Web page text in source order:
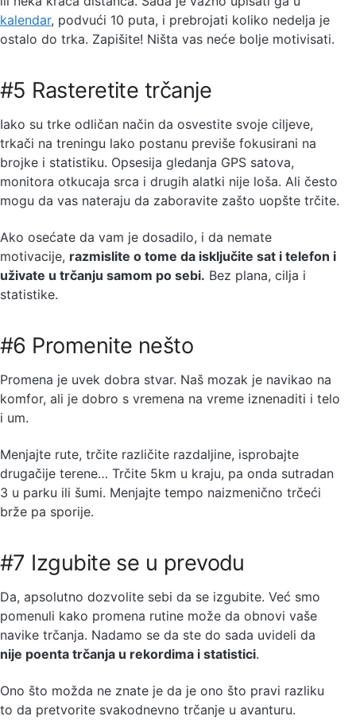
kalendar, podvući 10 puta, i prebrojati koliko nedelja je
ostalo do trka. Zapišite! Ništa vas neće bolje motivisati.
#5 Rasteretite trčanje
Iako su trke odličan način da osvestite svoje ciljeve,
trkači na treningu lako postanu previše fokusirani na
brojke i statistiku. Opsesija gledanja GPS satova,
monitora otkucaja srca i drugih alatki nije loša. Ali često
mogu da vas nateraju da zaboravite zašto uopšte trčite.
Ako osećate da vam je dosadilo, i da nemate
motivacije, razmislite o tome da isključite sat i telefon i
uživate u trčanju samom po sebi. Bez plana, cilja i
statistike.
#6 Promenite nešto
Promena je uvek dobra stvar. Naš mozak je navikao na
komfor, ali je dobro s vremena na vreme iznenaditi i telo
i um.
Menjajte rute, trčite različite razdaljine, isprobajte
drugačije terene… Trčite 5km u kraju, pa onda sutradan
3 u parku ili šumi. Menjajte tempo naizmenično trčeći
brže pa sporije.
#7 Izgubite se u prevodu
Da, apsolutno dozvolite sebi da se izgubite. Već smo
pomenuli kako promena rutine može da obnovi vaše
navike trčanja. Nadamo se da ste do sada uvideli da
nije poenta trčanja u rekordima i statistici.
Ono što možda ne znate je da je ono što pravi razliku
to da pretvorite svakodnevno trčanje u avanturu.